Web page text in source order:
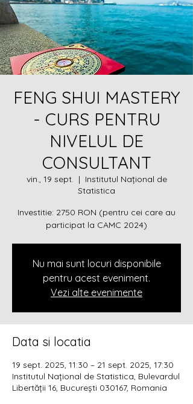
FENG SHUI MASTERY
- CURS PENTRU
NIVELUL DE
CONSULTANT
vin., 19 sept.
  |
Institutul Național de
Statistica
Investitie: 2750 RON (pentru cei care au
participat la CAMC 2024)
Nu mai sunt locuri disponibile
pentru acest eveniment.
Vezi alte evenimente
Data si locatia
19 sept. 2025, 11:30 – 21 sept. 2025, 17:30
Institutul Național de Statistica, Bulevardul
Libertății 16, București 030167, Romania